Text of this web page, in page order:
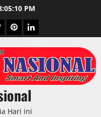
PM
PinterestLinkedIn
Hari ini